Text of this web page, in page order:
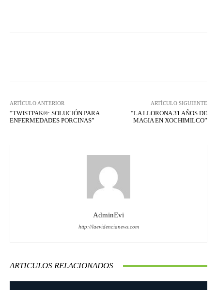
ARTÍCULO ANTERIOR
“TWISTPAK®: SOLUCIÓN PARA
ENFERMEDADES PORCINAS”
ARTÍCULO SIGUIENTE
“LA LLORONA 31 AÑOS DE
MAGIA EN XOCHIMILCO”
AdminEvi
http://laevidencianews.com
ARTICULOS RELACIONADOS